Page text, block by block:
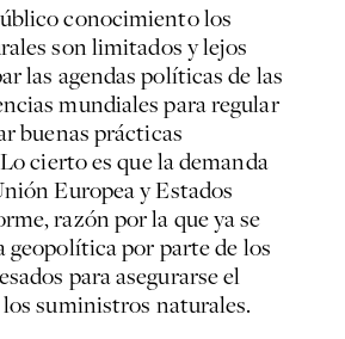
conocimiento los
son limitados y lejos
las agendas políticas de las
mundiales para regular
buenas prácticas
cierto es que la demanda
Europea y Estados
razón por la que ya se
geopolítica por parte de los
para asegurarse el
suministros naturales.